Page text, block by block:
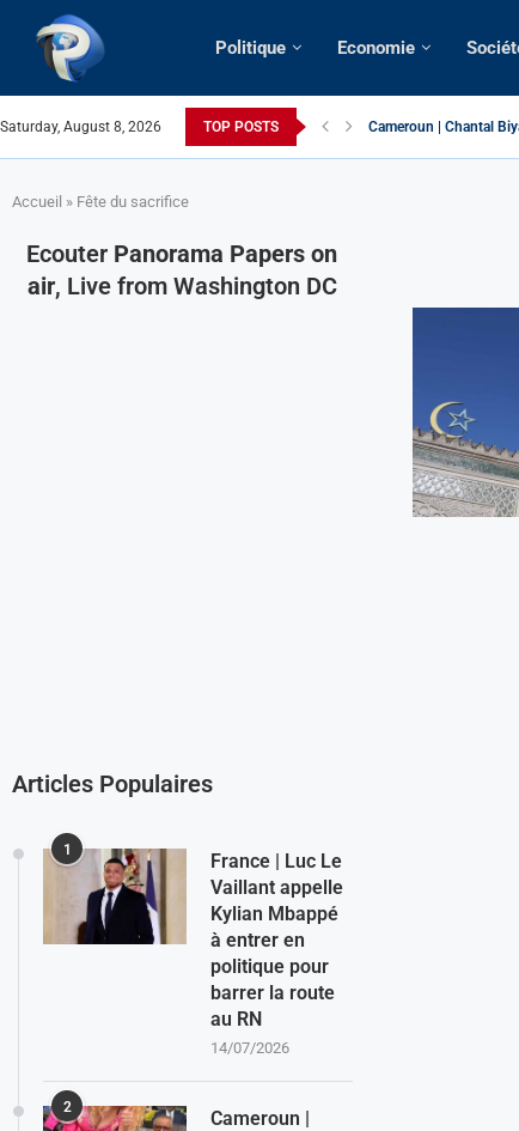
Politique Economie
Saturday, August 8, 2026 TOP POSTS Cameroun | Chantal
Accueil » Fête du sacrifice
Ecouter Panorama Papers on
air, Live from Washington DC
Articles Populaires
1
France | Luc Le
Vaillant appelle
Kylian Mbappé
à entrer en
politique pour
barrer la route
au RN
14/07/2026
2
Cameroun |